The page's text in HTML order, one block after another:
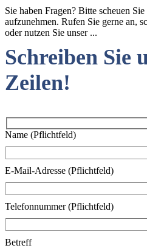
Sie haben Fragen? Bitte scheuen
aufzunehmen. Rufen Sie gerne an,
oder nutzen Sie unser ...
Schreiben Sie
Zeilen!
Name (Pflichtfeld)
E-Mail-Adresse (Pflichtfeld)
Telefonnummer (Pflichtfeld)
Betreff